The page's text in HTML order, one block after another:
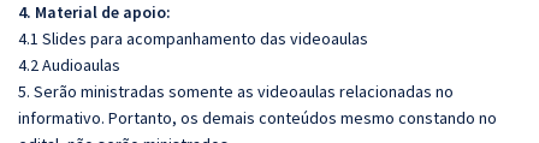
4. Material de apoio:
4.1 Slides para acompanhamento das videoaulas
4.2 Audioaulas
5. Serão ministradas somente as videoaulas relacionadas no
informativo. Portanto, os demais conteúdos mesmo constando no